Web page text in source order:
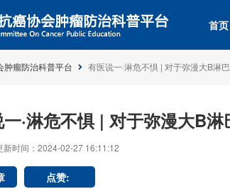
首页
肿瘤防治科普平台 有医说一·淋危不惧 | 对于弥漫大B淋
·淋危不惧 | 对于弥漫大B
新时间：2024-02-27 16:11:12
点赞: